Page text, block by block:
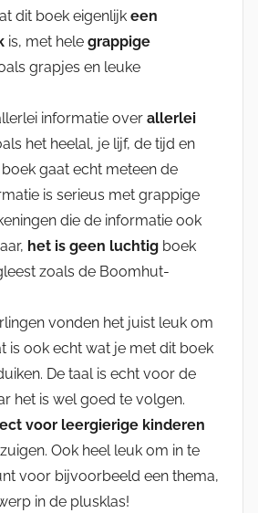
dit boek eigenlijk een
is, met hele grappige
grapjes en leuke
informatie over allerlei
het heelal, je lijf, de tijd en
gaat echt meteen de
is serieus met grappige
die de informatie ook
het is geen luchtig boek
zoals de Boomhut-
vonden het juist leuk om
is ook echt wat je met dit boek
De taal is echt voor de
het is wel goed te volgen.
voor leergierige kinderen
Ook heel leuk om in te
voor bijvoorbeeld een thema,
in de plusklas!